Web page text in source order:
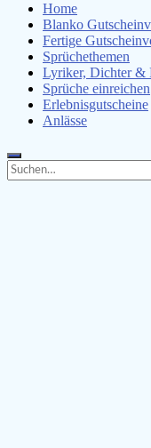
Home
Blanko
Fertige
Sprüchethemen
Lyriker, Dichter &
Sprüche einreichen
Erlebnisgutscheine
Anlässe
Search
for:
Search